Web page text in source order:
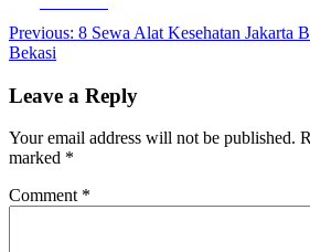
Post
navigation
Previous: 8 Sewa Alat Kesehatan Jakarta
Bekasi
Leave a Reply
Your email address will not be published.
marked *
Comment *